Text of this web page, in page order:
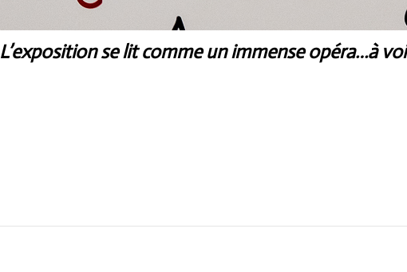
L’exposition se lit comme un immense opéra…à